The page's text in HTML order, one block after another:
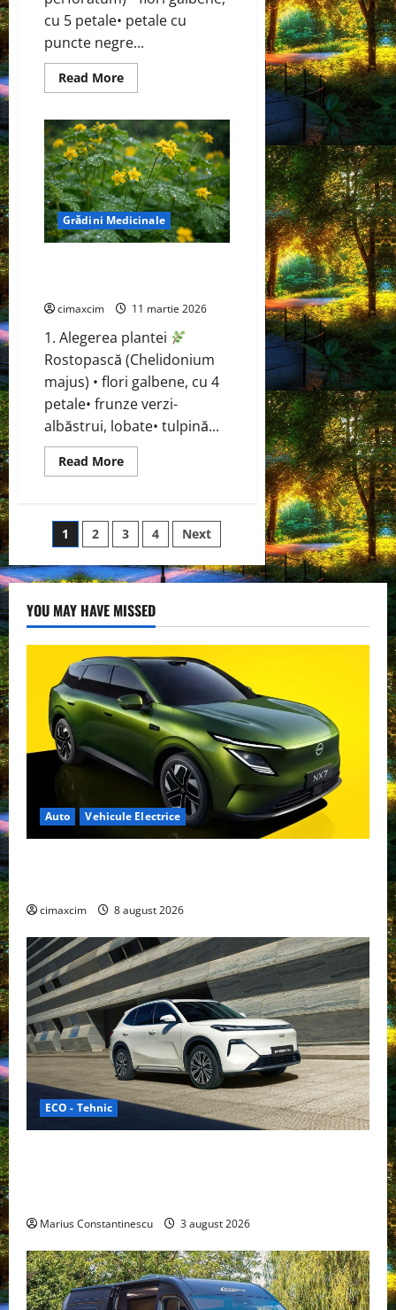
cu 5 petale• petale cu
puncte negre...
Read MoreRead
more
(Hypericum
perforatum)
Grădini Medicinale
cimaxcim 11 martie 2026
1. Alegerea plantei
Rostopască (Chelidonium
majus) • flori galbene, cu 4
petale• frunze verzi-
albăstrui, lobate• tulpină...
Read MoreRead
more
majus)
Paginație
articole
1 2 3 4 Next
YOU MAY HAVE MISSED
Auto Vehicule Electrice
cimaxcim 8 august 2026
ECO - Tehnic
Marius Constantinescu 3 august 2026